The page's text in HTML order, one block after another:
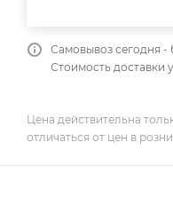
Самовывоз сегодня -
Стоимость доставки
Цена действительна
отличаться от цен в